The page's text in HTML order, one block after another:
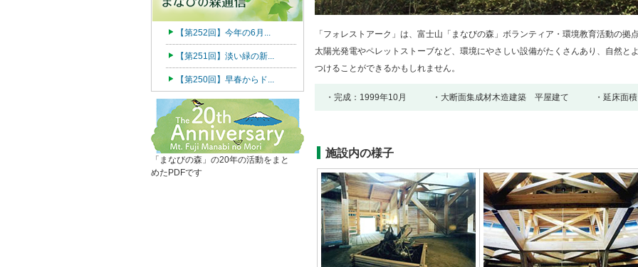
「フォレストアーク」は、富士山「まなびの森」ボランティア・環境教育活動の拠
太陽光発電やペレットストーブなど、環境にやさしい設備がたくさんあり、自然と
つけることができるかもしれません。
・完成：1999年10月 ・大断面集成材木造建築 平屋建て ・延床面積
施設内の様子
【第252回】今年の6月...
【第251回】淡い緑の新...
【第250回】早春からド...
「まなびの森」の20年の活動をまと
めたPDFです